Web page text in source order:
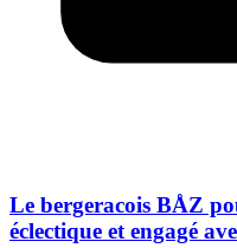
Le bergeracois BÅZ
éclectique et engagé